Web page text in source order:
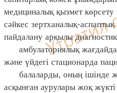
медициналық қызмет көрсету
сәйкес зертханалық-
пайдалану арқылы
амбулаториялық жағдайда,
және үйдегі стационарда
балаларды, оның ішінде
асқынған аурулары жоқ жүкті